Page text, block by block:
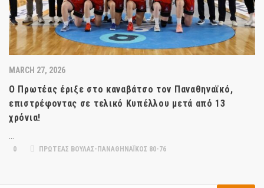
MARCH 27, 2026
Ο Πρωτέας έριξε στο καναβάτσο τον Παναθηναϊκό,
επιστρέφοντας σε τελικό Κυπέλλου μετά από 13
χρόνια!
…
0 ΠΡΩΤΕΑΣ ΒΟΥΛΑΣ-ΠΑΝΑΘΗΝΑΪΚΟΣ 80-76